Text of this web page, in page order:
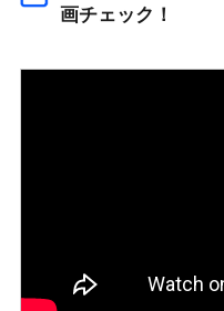
画チェック！